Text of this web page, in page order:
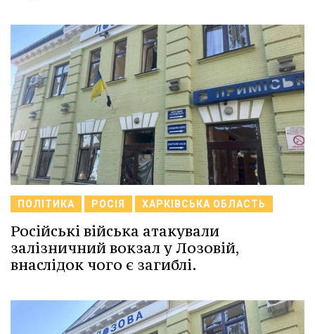
ПОЛІТИКА РОСІЯ ХАРКІВСЬКА ОБЛАСТЬ
Російські війська атакували
залізничний вокзал у Лозовій,
внаслідок чого є загиблі.